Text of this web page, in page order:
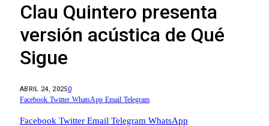
Clau Quintero presenta
versión acústica de Qué
Sigue
ABRIL 24, 20250
Facebook Twitter WhatsApp Email Telegram
Facebook Twitter Email Telegram WhatsApp